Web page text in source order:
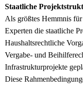
Staatliche
Als größtes Hemmnis
Experten die staatliche
Haushaltsrechtliche
Vergabe- und
Infrastrukturprojekte
Diese